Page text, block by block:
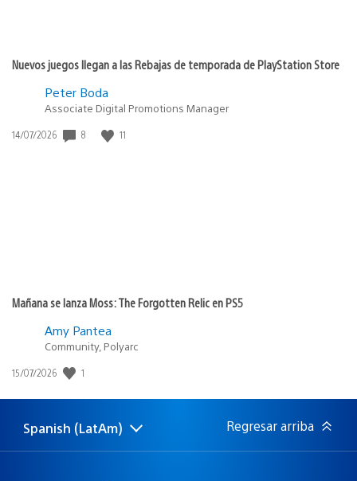
Nuevos juegos llegan a las Rebajas de temporada de PlayStation Store
Peter Boda
Associate Digital Promotions Manager
Fecha
14/07/2026 8 11
Mañana se lanza Moss: The Forgotten Relic en PS5
Amy Pantea
Community, Polyarc
Fecha
publicación:
15/07/2026 1
Elige
una
Región
actual:
Spanish (LatAm) Regresar arriba